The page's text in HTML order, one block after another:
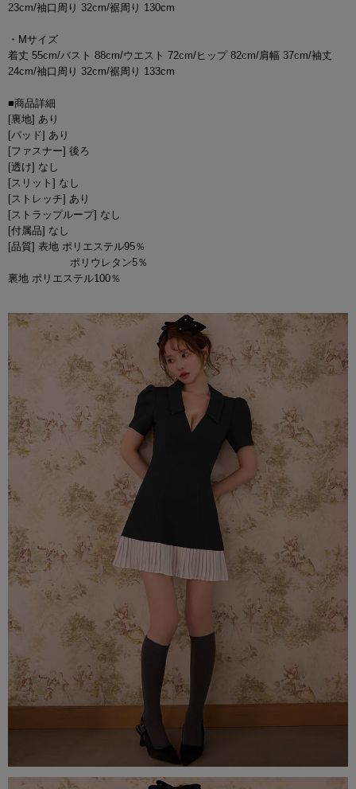
23cm/袖口周り 32cm/裾周り 130cm
・Mサイズ
着丈 55cm/バスト 88cm/ウエスト 72cm/ヒップ 82cm/肩幅 37cm/袖丈
24cm/袖口周り 32cm/裾周り 133cm
■商品詳細
[裏地] あり
[パッド] あり
[ファスナー] 後ろ
[透け] なし
[スリット] なし
[ストレッチ] あり
[ストラップループ] なし
[付属品] なし
[品質] 表地 ポリエステル95％
ポリウレタン5％
裏地 ポリエステル100％